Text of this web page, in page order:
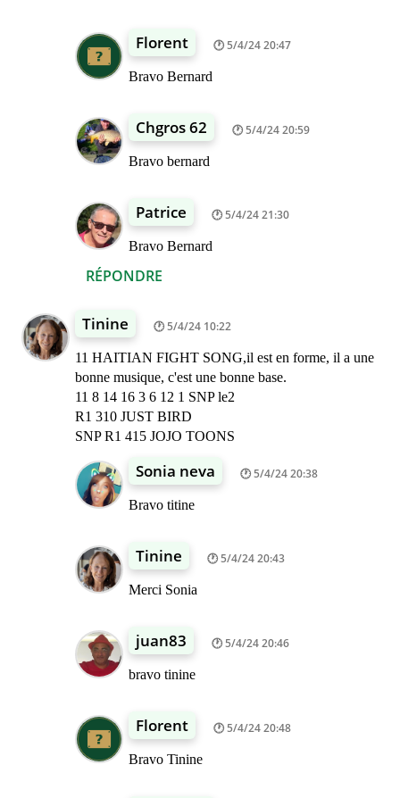
RÉPONDRE
Florent 5/4/24 20:47
Bravo Bernard
Chgros 62 5/4/24 20:59
Bravo bernard
Patrice 5/4/24 21:30
Bravo Bernard
Tinine 5/4/24 10:22
11 HAITIAN FIGHT SONG,il est en forme, il a une
bonne musique, c'est une bonne base.
11 8 14 16 3 6 12 1 SNP le2
R1 310 JUST BIRD
SNP R1 415 JOJO TOONS
Sonia neva 5/4/24 20:38
Bravo titine
Tinine 5/4/24 20:43
Merci Sonia
juan83 5/4/24 20:46
bravo tinine
Florent 5/4/24 20:48
Bravo Tinine